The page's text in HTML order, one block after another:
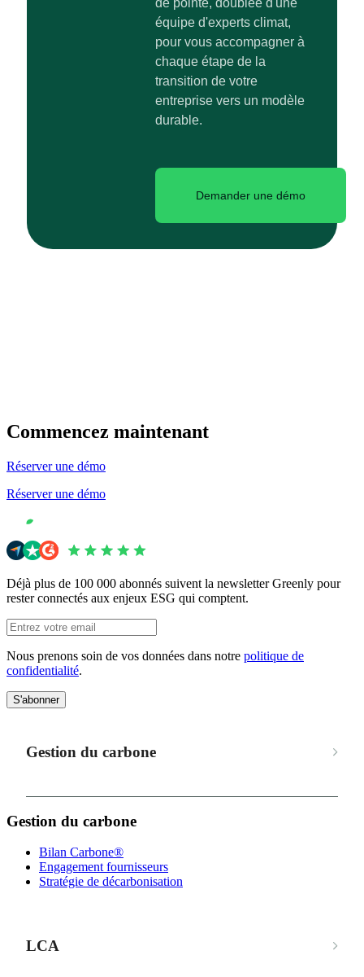
équipe d'experts climat,
pour vous accompagner à
chaque étape de la
transition de votre
entreprise vers un modèle
durable.
Demander une démo
Commencez maintenant
Réserver une démo
Réserver une démo
Déjà plus de 100 000 abonnés suivent la newsletter Greenly pour
rester connectés aux enjeux ESG qui comptent.
Nous prenons soin de vos données dans notre politique de
confidentialité.
S'abonner
Gestion du carbone
Gestion du carbone
Bilan Carbone®
Engagement fournisseurs
Stratégie de décarbonisation
LCA